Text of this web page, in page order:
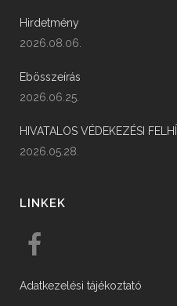
Hirdetmény
2026.08.06.
Ebösszeírás
2026.06.25.
HIVATALOS VÉDEKEZÉSI
2026.05.28.
LINKEK
Adatkezelési tájékoztató